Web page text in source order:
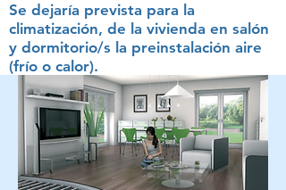
Se dejaría prevista para la
climatización, de la vivienda en salón
y dormitorio/s la preinstalación aire
(frío o calor).